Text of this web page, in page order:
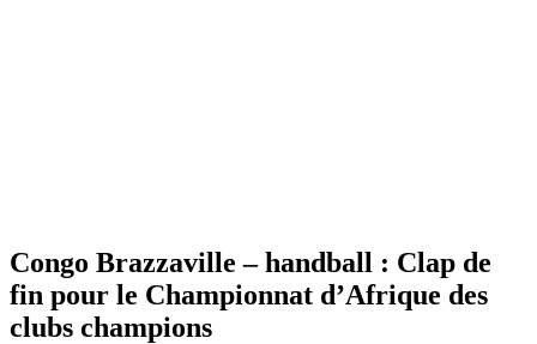
Congo Brazzaville – handball : Clap de
fin pour le Championnat d’Afrique des
clubs champions